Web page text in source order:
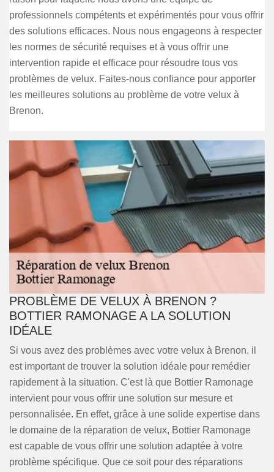
professionnels compétents et expérimentés pour vous offrir
des solutions efficaces. Nous nous engageons à respecter
les normes de sécurité requises et à vous offrir une
intervention rapide et efficace pour résoudre tous vos
problèmes de velux. Faites-nous confiance pour apporter
les meilleures solutions au problème de votre velux à
Brenon.
PROBLÈME DE VELUX À BRENON ?
BOTTIER RAMONAGE A LA SOLUTION
IDÉALE
Si vous avez des problèmes avec votre velux à Brenon, il
est important de trouver la solution idéale pour remédier
rapidement à la situation. C'est là que Bottier Ramonage
intervient pour vous offrir une solution sur mesure et
personnalisée. En effet, grâce à une solide expertise dans
le domaine de la réparation de velux, Bottier Ramonage
est capable de vous offrir une solution adaptée à votre
problème spécifique. Que ce soit pour des réparations